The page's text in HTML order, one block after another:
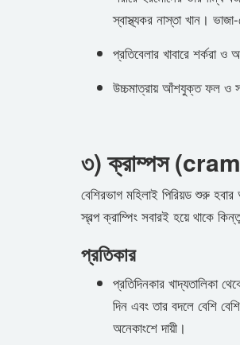
স্বাস্থ্যকর নাস্তা খান।
প্রতিবেলার খাবারে শর্করা
উচ্চমাত্রায় আঁশযুক্ত ফল ও
৩) ক্রাম্পস
বেশিরভাগ মহিলাই পিরিয়ড শুরু
স্বল্প ক্রাম্পিং সবারই হয়ে থাকে
প্রতিকার
প্রতিদিনকার খাদ্যতালিকা
দিন এবং তার বদলে বেশি
অনেকাংশে দায়ী।